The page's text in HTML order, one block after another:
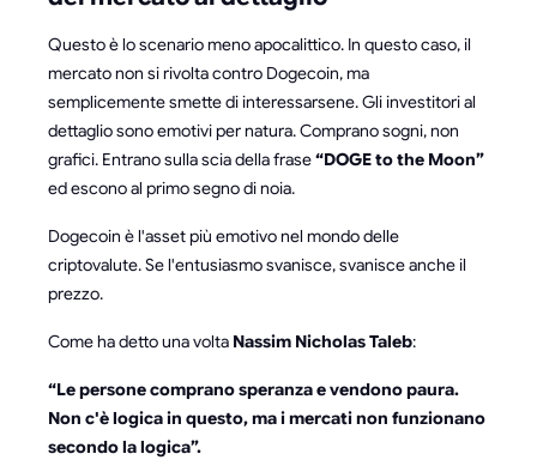
Questo è lo scenario meno apocalittico. In questo caso, il
mercato non si rivolta contro Dogecoin, ma
semplicemente smette di interessarsene. Gli investitori al
dettaglio sono emotivi per natura. Comprano sogni, non
grafici. Entrano sulla scia della frase“DOGE to the Moon”
ed escono al primo segno di noia.
Dogecoin è l'asset più emotivo nel mondo delle
criptovalute. Se l'entusiasmo svanisce, svanisce anche il
prezzo.
Come ha detto una volta Nassim Nicholas Taleb:
“Le persone comprano speranza e vendono paura.
Non c'è logica in questo, ma i mercati non funzionano
secondo la logica”.